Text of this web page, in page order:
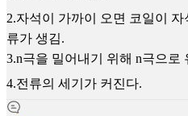
2.자석이 가까이 오면 코일이
류가 생김.
3.n극을 밀어내기 위해 n극으로
4.전류의 세기가 커진다.